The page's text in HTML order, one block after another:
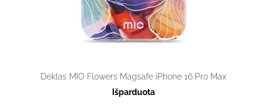
Dėklas MIO Flowers Magsafe iPhone 16 Pro Max
Išparduota